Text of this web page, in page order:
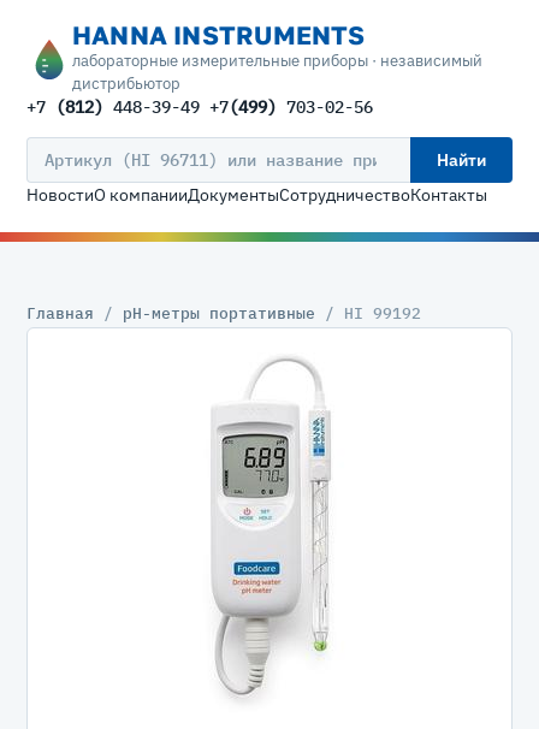
HANNA INSTRUMENTS
лабораторные измерительные приборы · независимый
дистрибьютор
+7 (812) 448-39-49 +7(499) 703-02-56
Найти
НовостиО компанииДокументыСотрудничествоКонтакты
Главная / pH-метры портативные / HI 99192